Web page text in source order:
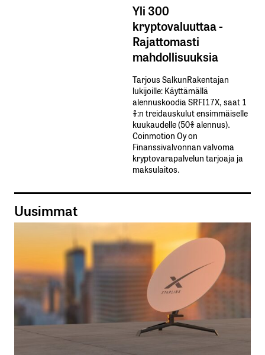
Yli 300
kryptovaluuttaa -
Rajattomasti
mahdollisuuksia
Tarjous SalkunRakentajan
lukijoille: Käyttämällä​ ​
alennuskoodia​ ​SRFI17X,​ ​saat​ ​1
%:n treidauskulut​ ​ensimmäiselle​ ​
kuukaudelle​ ​(50%​ ​alennus).
Coinmotion Oy on
Finanssivalvonnan valvoma
kryptovarapalvelun tarjoaja ja
maksulaitos.
Uusimmat